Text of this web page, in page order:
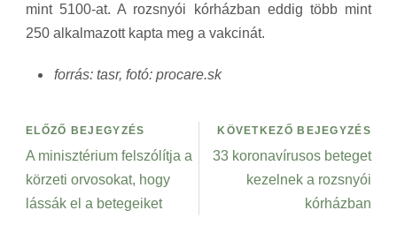
mint 5100-at. A rozsnyói kórházban eddig több mint
250 alkalmazott kapta meg a vakcinát.
forrás: tasr, fotó: procare.sk
ELŐZŐ BEJEGYZÉS
A minisztérium felszólítja a
körzeti orvosokat, hogy
lássák el a betegeiket
KÖVETKEZŐ BEJEGYZÉS
33 koronavírusos beteget
kezelnek a rozsnyói
kórházban